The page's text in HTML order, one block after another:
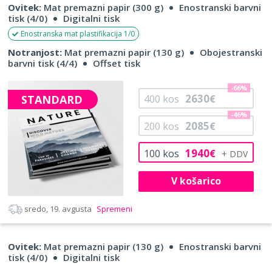
Ovitek: Mat premazni papir (300 g)
Enostranski barvni
tisk (4/0)
Digitalni tisk
Enostranska mat plastifikacija 1/0
Notranjost: Mat premazni papir (130 g)
Obojestranski
barvni tisk (4/4)
Offset tisk
STANDARD
100 kos 1940€
200 kos 2085€
-46%
400 kos 2630€
-66%
V košarico
sredo, 19. avgusta Spremeni
Ovitek: Mat premazni papir (130 g)
Enostranski barvni
tisk (4/0)
Digitalni tisk